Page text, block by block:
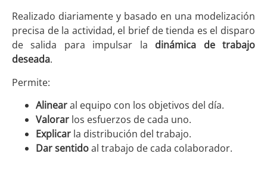
Realizado diariamente y basado en una modelización
precisa de la actividad, el brief de tienda es el disparo
de salida para impulsar la dinámica de trabajo
deseada.
Permite:
Alinearal equipo con los objetivos del día.
Valorar los esfuerzos de cada uno.
Explicar la distribución del trabajo.
Dar sentidoal trabajo de cada colaborador.